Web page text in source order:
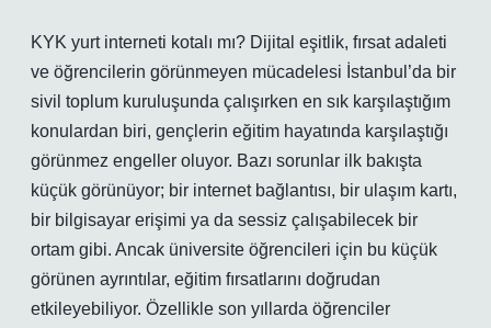
KYK yurt interneti kotalı mı? Dijital eşitlik, fırsat adaleti
ve öğrencilerin görünmeyen mücadelesi İstanbul’da bir
sivil toplum kuruluşunda çalışırken en sık karşılaştığım
konulardan biri, gençlerin eğitim hayatında karşılaştığı
görünmez engeller oluyor. Bazı sorunlar ilk bakışta
küçük görünüyor; bir internet bağlantısı, bir ulaşım kartı,
bir bilgisayar erişimi ya da sessiz çalışabilecek bir
ortam gibi. Ancak üniversite öğrencileri için bu küçük
görünen ayrıntılar, eğitim fırsatlarını doğrudan
etkileyebiliyor. Özellikle son yıllarda öğrenciler